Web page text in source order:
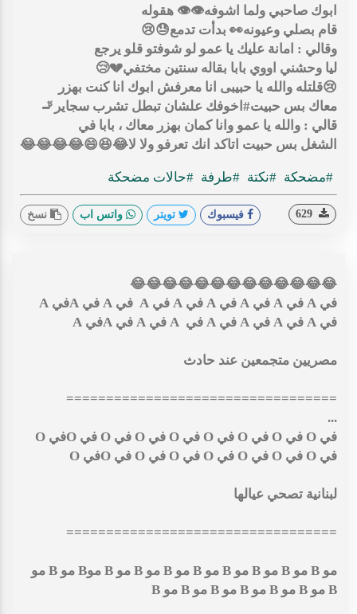
ابوك صاحبي ولما اشوفه👁👁 هقوله
قام بصلي وعيونه👀 بدأت تدمع😓😢
وقالي : امانة عليك يا عمو لو شوفتو قلو يرجع
ليا وحشني اووي بابا بقاله سنتين مختفي💔😢
😢قلتله والله يا حبيبى انا معرفش ابوك انا كنت بهزر
معاك بس حبيت#اخوفك علشان تبطل تشرب سجاير🚬
قالي : والله يا عمو وانا كمان بهزر معاك ، بابا في
الشغل بس حبيت اتاكد انك تعرفو ولا لا😂😆😄😂😂😂😂
#مضحكة #نكتة #طرفة #حالات مضحكة
فيسبوك تويتر واتس اب نسخ
😂😂😂😂😂😂😂😂😂😂😂😂😂
في A في A في A في A في A في A في A في Aفي A
في A في A في A في A في A في A في Aفي A
مصريين متجمعين عند حادث
==================================
...
في O في O في O في O في O في O في O في Oفي O
في O في O في O في O في O في O في Oفي O
لبنانية تصحي عيالها
==================================
مو B مو B مو B مو B مو B مو B مو B مو B موB مو B مو
B مو B مو B مو B مو B مو B مو B